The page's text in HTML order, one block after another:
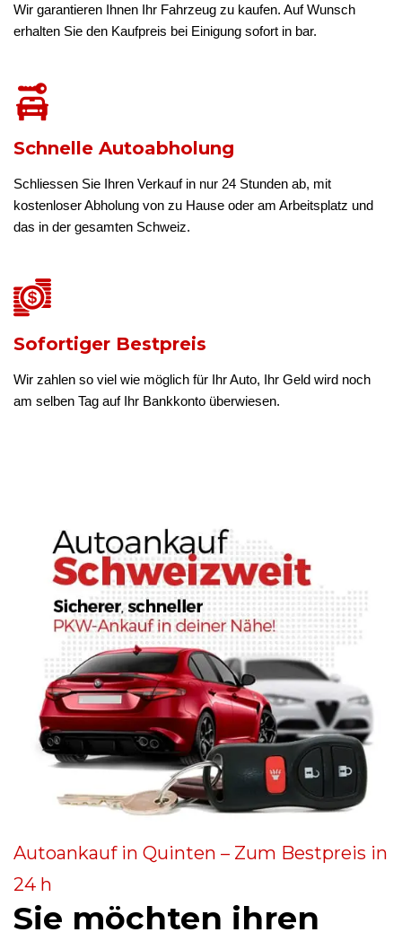
Wir garantieren Ihnen Ihr Fahrzeug zu kaufen. Auf Wunsch
erhalten Sie den Kaufpreis bei Einigung sofort in bar.
Schnelle Autoabholung
Schliessen Sie Ihren Verkauf in nur 24 Stunden ab, mit
kostenloser Abholung von zu Hause oder am Arbeitsplatz und
das in der gesamten Schweiz.
Sofortiger Bestpreis
Wir zahlen so viel wie möglich für Ihr Auto, Ihr Geld wird noch
am selben Tag auf Ihr Bankkonto überwiesen.
Autoankauf in Quinten – Zum Bestpreis in
24 h
Sie möchten ihren